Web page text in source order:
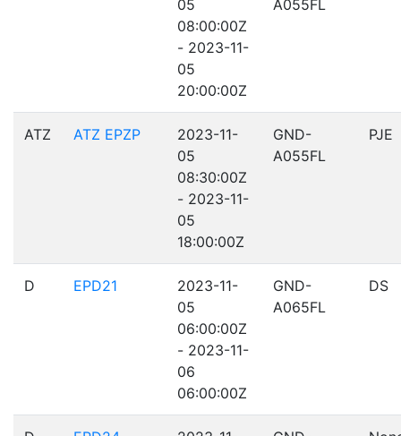
05
08:00:00Z
- 2023-11-
05
20:00:00Z
A055FL
ATZ ATZ EPZP
2023-11-
05
08:30:00Z
- 2023-11-
05
18:00:00Z
GND-
A055FL
PJE
D EPD21
2023-11-
05
06:00:00Z
- 2023-11-
06
06:00:00Z
GND-
A065FL
DS